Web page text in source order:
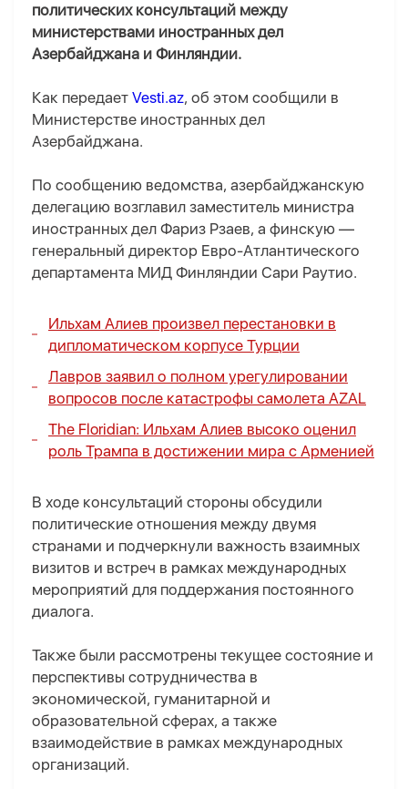
политических консультаций между
министерствами иностранных дел
Азербайджана и Финляндии.
Как передает Vesti.az, об этом сообщили в
Министерстве иностранных дел
Азербайджана.
По сообщению ведомства, азербайджанскую
делегацию возглавил заместитель министра
иностранных дел Фариз Рзаев, а финскую —
генеральный директор Евро-Атлантического
департамента МИД Финляндии Сари Раутио.
Ильхам Алиев произвел перестановки в
дипломатическом корпусе Турции
Лавров заявил о полном урегулировании
вопросов после катастрофы самолета AZAL
The Floridian: Ильхам Алиев высоко оценил
роль Трампа в достижении мира с Арменией
В ходе консультаций стороны обсудили
политические отношения между двумя
странами и подчеркнули важность взаимных
визитов и встреч в рамках международных
мероприятий для поддержания постоянного
диалога.
Также были рассмотрены текущее состояние и
перспективы сотрудничества в
экономической, гуманитарной и
образовательной сферах, а также
взаимодействие в рамках международных
организаций.